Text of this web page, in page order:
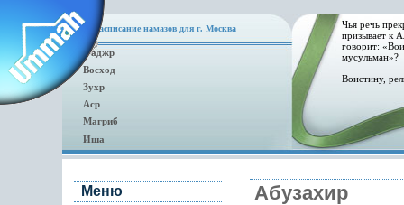
Расписание намазов для г. Москва
Фаджр
Восход
Зухр
Аср
Магриб
Иша
Чья речь
призывает к
говорит:
мусульман»?
Воистину,
Меню Абузахир